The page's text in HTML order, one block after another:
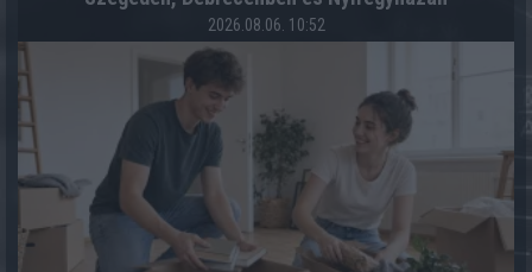
2026.08.06. 10:52